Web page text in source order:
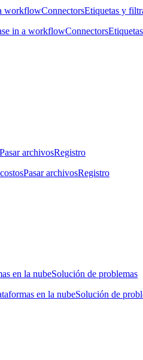
workflowConnectorsEtiquetas y
in a workflowConnectors
Pasar archivosRegistro
Pasar archivosRegistro
en la nubeSolución de problemas
en la nubeSolución de